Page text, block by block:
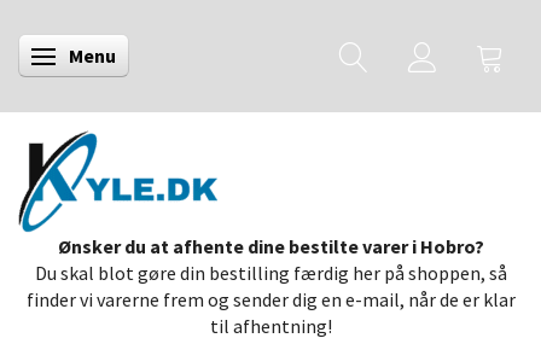
Skifte navigation
Menu
Ønsker du at afhente dine bestilte varer i Hobro?
Du skal blot gøre din bestilling færdig her på shoppen, så
finder vi varerne frem og sender dig en e-mail, når de er klar
til afhentning!